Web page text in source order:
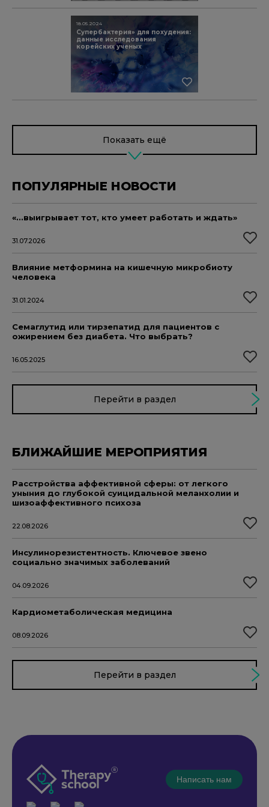
Супербактерия» для похудения:
данные исследования
корейских ученых
18.05.2024
Показать ещё
ПОПУЛЯРНЫЕ НОВОСТИ
«...выигрывает тот, кто умеет работать и ждать»
31.07.2026
Влияние метформина на кишечную микробиоту
человека
31.01.2024
Семаглутид или тирзепатид для пациентов с
ожирением без диабета. Что выбрать?
16.05.2025
Перейти в раздел
БЛИЖАЙШИЕ МЕРОПРИЯТИЯ
Расстройства аффективной сферы: от легкого
уныния до глубокой суицидальной меланхолии и
шизоаффективного психоза
22.08.2026
Инсулинорезистентность. Ключевое звено
социально значимых заболеваний
04.09.2026
Кардиометаболическая медицина
08.09.2026
Перейти в раздел
Написать нам